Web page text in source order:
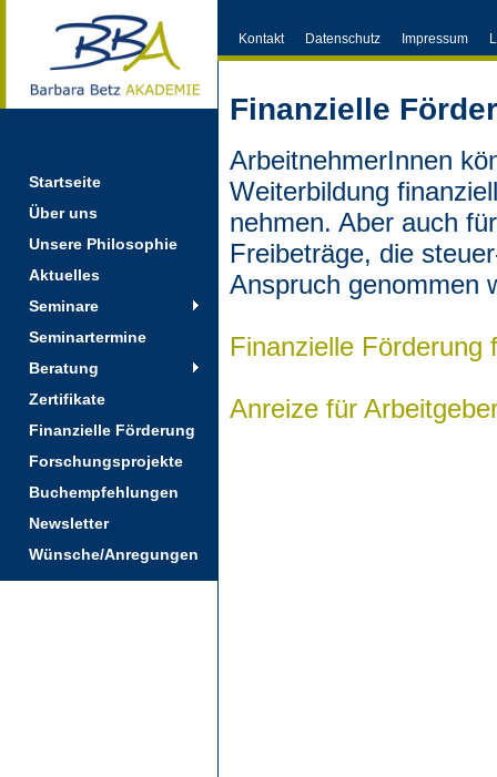
Startseite
Über uns
Unsere Philosophie
Aktuelles
Seminare
Seminartermine
Beratung
Zertifikate
Finanzielle Förderung
Forschungsprojekte
Buchempfehlungen
Newsletter
Wünsche/Anregungen
Kontakt Datenschutz Impressum
Finanzielle
ArbeitnehmerInnen
Weiterbildung
nehmen. Aber auch
Freibeträge, die
Anspruch genommen
Finanzielle Förderung
Anreize für